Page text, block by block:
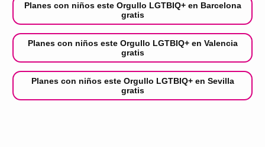
Planes con niños este Orgullo LGTBIQ+ en Barcelona
gratis
Planes con niños este Orgullo LGTBIQ+ en Valencia
gratis
Planes con niños este Orgullo LGTBIQ+ en Sevilla
gratis